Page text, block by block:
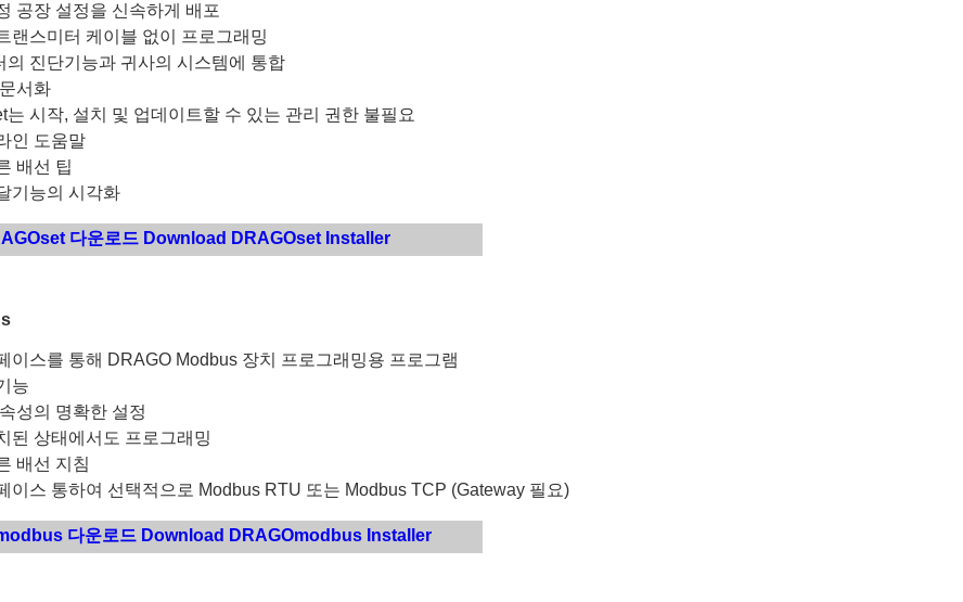
공장 설정을 신속하게 배포
랜스미터 케이블 없이 프로그래밍
의 진단기능과 귀사의 시스템에 통합
서화
는 시작, 설치 및 업데이트할 수 있는 관리 권한 불필요
인 도움말
배선 팁
기능의 시각화
다운로드 Download DRAGOset Installer
이스를 통해 DRAGO Modbus 장치 프로그래밍용 프로그램
능
성의 명확한 설정
된 상태에서도 프로그래밍
배선 지침
이스 통하여 선택적으로 Modbus RTU 또는 Modbus TCP (Gateway 필요)
다운로드 Download DRAGOmodbus Installer